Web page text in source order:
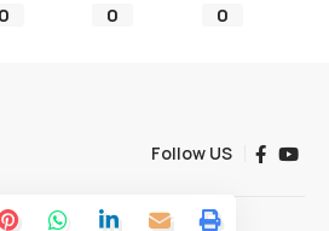
0 0 0
Follow US